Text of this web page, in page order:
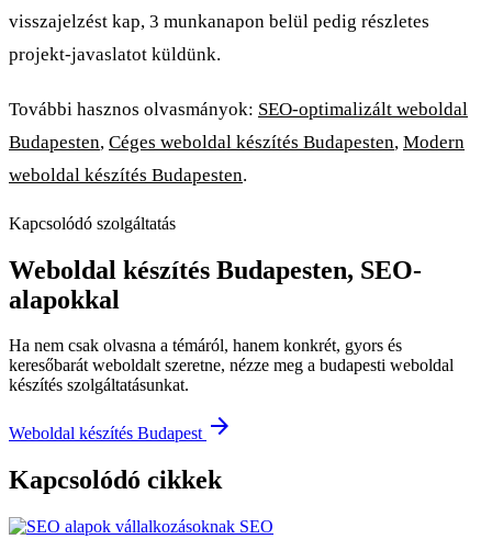
visszajelzést kap, 3 munkanapon belül pedig részletes
projekt-javaslatot küldünk.
További hasznos olvasmányok: SEO-optimalizált weboldal
Budapesten, Céges weboldal készítés Budapesten, Modern
weboldal készítés Budapesten.
Kapcsolódó szolgáltatás
Weboldal készítés Budapesten, SEO-
alapokkal
Ha nem csak olvasna a témáról, hanem konkrét, gyors és
keresőbarát weboldalt szeretne, nézze meg a budapesti weboldal
készítés szolgáltatásunkat.
Weboldal készítés Budapest arrow_forward
Kapcsolódó cikkek
SEO